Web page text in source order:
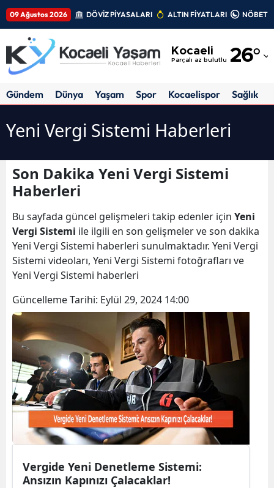
09 Ağustos 2026 DÖVİZ PİYASALARI ALTIN FİYATLARI
Kocaeli
Parçalı az bulutlu 26°
Adıyaman
Amasya
Ankara
Artvin
Aydın
Balıkesir
Bingöl
Bitlis
Bolu
Burdur
Bursa
Çanakkale
Çankırı
Gündem Dünya Yaşam Spor Kocaelispor Sağlık
Yeni Vergi Sistemi Haberleri
Son Dakika Yeni Vergi Sistemi
Haberleri
Bu sayfada güncel gelişmeleri takip edenler için Yeni
Vergi Sistemi ile ilgili en son gelişmeler ve son dakika
Yeni Vergi Sistemi haberleri sunulmaktadır. Yeni Vergi
Sistemi videoları, Yeni Vergi Sistemi fotoğrafları ve
Yeni Vergi Sistemi haberleri
Güncelleme Tarihi: Eylül 29, 2024 14:00
Vergide Yeni Denetleme Sistemi:
Ansızın Kapınızı Çalacaklar!